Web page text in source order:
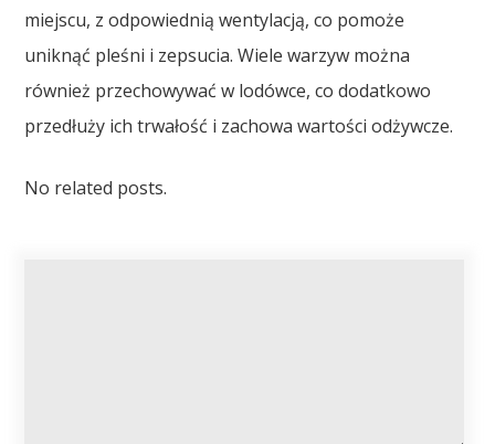
miejscu, z odpowiednią wentylacją, co pomoże
uniknąć pleśni i zepsucia. Wiele warzyw można
również przechowywać w lodówce, co dodatkowo
przedłuży ich trwałość i zachowa wartości odżywcze.
No related posts.